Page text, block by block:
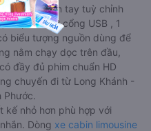
đầu để tiện tay tuỳ chỉnh
tiếp viên, 2 cổng USB , 1
biểu tượng nguồn dùng để
nằm chạy dọc trên đầu,
đầy đủ phim chuẩn HD
chuyến đi từ Long Khánh -
Phước.
kế nhỏ hơn phù hợp với
Dòng xe cabin limousine